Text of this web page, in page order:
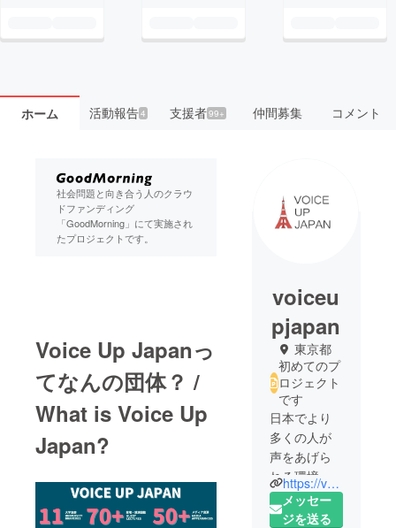
ホーム 活動報告4 支援者99+ 仲間募集 コメント
社会問題と向き合う人のクラウ
ドファンディング
「GoodMorning」にて実施され
たプロジェクトです。
Voice Up Japanっ
てなんの団体？ /
What is Voice Up
Japan?
voiceu
pjapan
東京都
初めてのプ
ロジェクト
です
日本でより
多くの人が
声をあげら
れる環境を
作ること。
ジェンダー
https://voiceupjapan.org/
メッセー
ジを送る